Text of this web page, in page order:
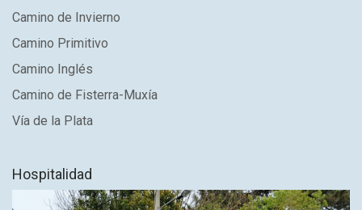
Camino de Invierno
Camino Primitivo
Camino Inglés
Camino de Fisterra-Muxía
Vía de la Plata
Hospitalidad